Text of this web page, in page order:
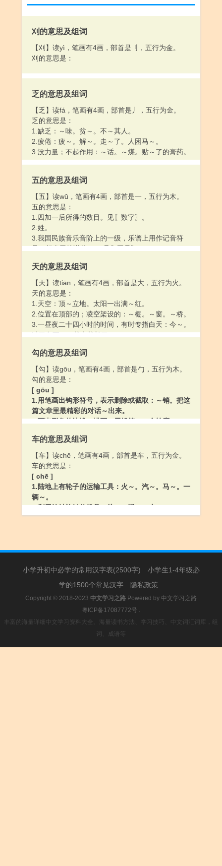
刈的意思及组词
【刈】读yì，笔画有4画，部首是刂，五行为金。
刈的意思是：
乏的意思及组词
【乏】读fá，笔画有4画，部首是丿，五行为金。
乏的意思是：
1.缺乏：～味。贫～。不～其人。
2.疲倦：疲～。解～。走～了。人困马～。
3.没力量；不起作用：～话。～煤。贴～了的膏药。
五的意思及组词
【五】读wǔ，笔画有4画，部首是一，五行为木。
五的意思是：
1.四加一后所得的数目。见〖数字〗。
2.姓。
3.我国民族音乐音阶上的一级，乐谱上用作记音符
号。相当于简谱的“6”。见〖工尺〗。
天的意思及组词
【天】读tiān，笔画有4画，部首是大，五行为火。
天的意思是：
1.天空：顶～立地。太阳一出满～红。
2.位置在顶部的；凌空架设的：～棚。～窗。～桥。
3.一昼夜二十四小时的时间，有时专指白天：今～。
过了冬至，～越来越长了。
～，晚上早点儿休息吧。
5.一天里的某一段时间：五更～。～儿还早呢。
6.季节：春～。冷～。三伏～。黄梅～。
7.天气：阴～。～晴。～冷了。
8.天然的；天生的：～性。～资。～足。
9.自然界：～灾。人定胜～。
10.姓。
勾的意思及组词
【勾】读gōu，笔画有4画，部首是勹，五行为木。
勾的意思是：
[ gōu ]
1.用笔画出钩形符号，表示删除或截取：～销。把这
篇文章里最精彩的对话～出来。
2.画出形象的边缘；描画：用铅笔～一个轮廓。
4.调和使黏：～芡。
5.招引；引：～引。～魂。这件事～起了我的回忆。
6.结合：～结。～通。
7.姓。
8.我国古代称不等腰直角三角形中较短的直角边。
[ gòu ]
1.同“够”（多见于早期白话）。
2.姓。
车的意思及组词
【车】读chē，笔画有4画，部首是车，五行为金。
车的意思是：
[ chē ]
1.陆地上有轮子的运输工具：火～。汽～。马～。一
辆～。
2.利用轮轴旋转的机具：纺～。滑～。水～。
3.指机器：开～。～间。
6.转动（多指身体）：～过身来。
[ jū ]
象棋棋子的一种。
小学升初中必学的常用汉字表(2500字)
小学生1-4年级必
学的1500个常见汉字
隐私政策
Copyright © 2018-2023 中文学习之路 Powered by 中文学习之路
粤ICP备17087772号 .
丰富的海量详细中文学习资料大全。海量读书方法、学习技巧、中文词汇词库，组
词、成语等